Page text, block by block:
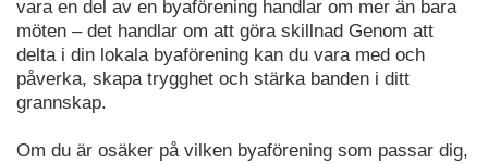
vara en del av en byaförening handlar om mer än bara
möten – det handlar om att göra skillnad Genom att
delta i din lokala byaförening kan du vara med och
påverka, skapa trygghet och stärka banden i ditt
grannskap.
Om du är osäker på vilken byaförening som passar dig,